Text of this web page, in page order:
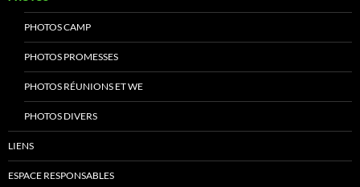
PHOTOS CAMP
PHOTOS PROMESSES
PHOTOS RÉUNIONS ET WE
PHOTOS DIVERS
LIENS
ESPACE RESPONSABLES